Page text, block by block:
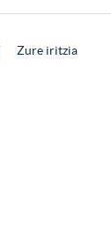
Zure iritzia